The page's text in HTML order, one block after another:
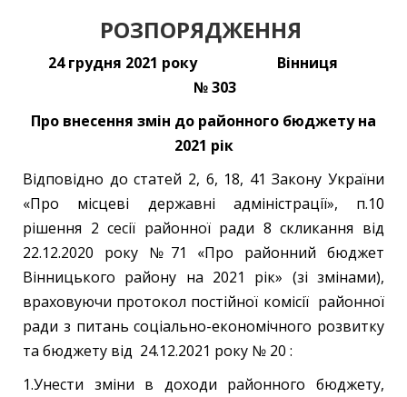
РОЗПОРЯДЖЕННЯ
24 грудня 2021 року Вінниця
№ 303
Про внесення змін до районного бюджету на
2021 рік
Відповідно до статей 2, 6, 18, 41 Закону України
«Про місцеві державні адміністрації», п.10
рішення 2 сесії районної ради 8 скликання від
22.12.2020 року №71 «Про районний бюджет
Вінницького району на 2021 рік» (зі змінами),
враховуючи протокол постійної комісії районної
ради з питань соціально-економічного розвитку
та бюджету від 24.12.2021 року № 20 :
1.Унести зміни в доходи районного бюджету,